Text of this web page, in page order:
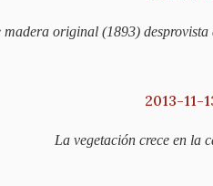
madera original (1893)
La vegetación crece en la